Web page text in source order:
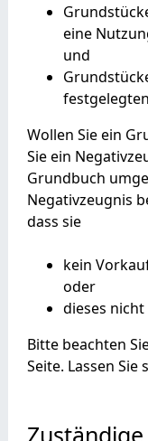
eine
und
Wollen Sie ein
Sie ein
Grundbuch
Negativzeugnis
dass sie
kein
oder
dieses
Bitte beachten
Seite. Lassen